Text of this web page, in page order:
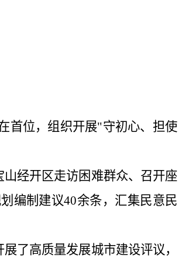
首位，组织开展"守初心、担使
经开区走访困难群众、召开座
编制建议40余条，汇集民意民
了高质量发展城市建设评议，